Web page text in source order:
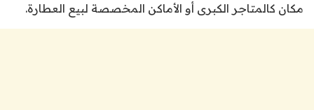
مكان كالمتاجر الكبرى أو الأماكن المخصصة لبيع العطارة.